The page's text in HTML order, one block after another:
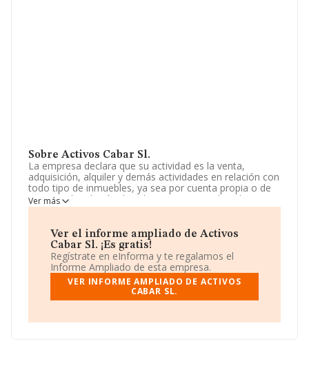
Sobre Activos Cabar Sl.
La empresa declara que su actividad es la venta,
adquisición, alquiler y demás actividades en relación con
todo tipo de inmuebles, ya sea por cuenta propia o de
terceros, la relación de valoraciones, estudios de
mercado y toda clase de asesoramiento. la realización
en operaciones fin. La empresa es una Sociedad
Limitada. La actividad de referencia CNAE corresponde
a '%cnae%', cuyo Código es 6812. La compañía no tiene
actividad en mercados exteriores.
La sociedad Activos Cabar S.L, con NIF B87645461, se
encuentra en Paseo Castellana núm. 140 Plt 17 Iz,
Ver más
Ver el informe ampliado de Activos
Cabar Sl. ¡Es gratis!
Regístrate en eInforma y te regalamos el
Informe Ampliado de esta empresa.
VER INFORME AMPLIADO DE ACTIVOS
CABAR SL.